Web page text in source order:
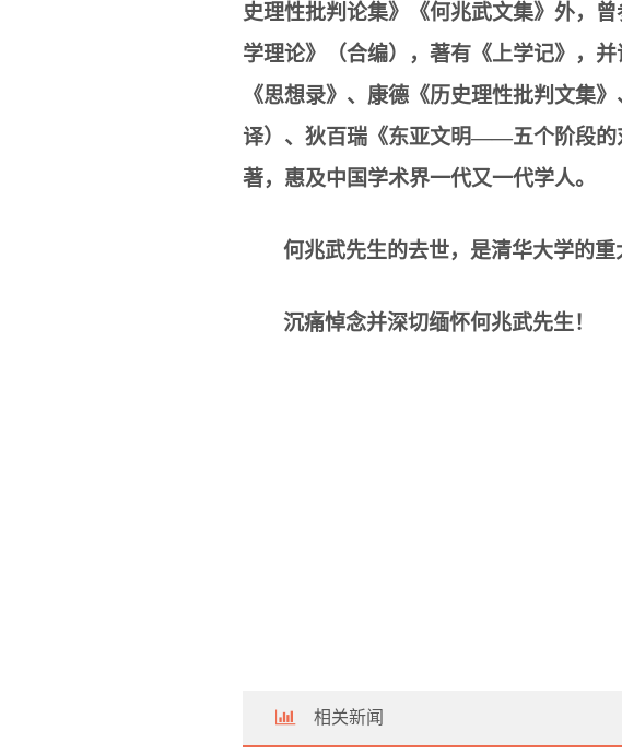
史理性批判论集》《何兆武文集》外，
学理论》（合编），著有《上学记》，
《思想录》、康德《历史理性批判文集
译）、狄百瑞《东亚文明——五个阶段的
著，惠及中国学术界一代又一代学人。
何兆武先生的去世，是清华大学的重
沉痛悼念并深切缅怀何兆武先生！
相关新闻